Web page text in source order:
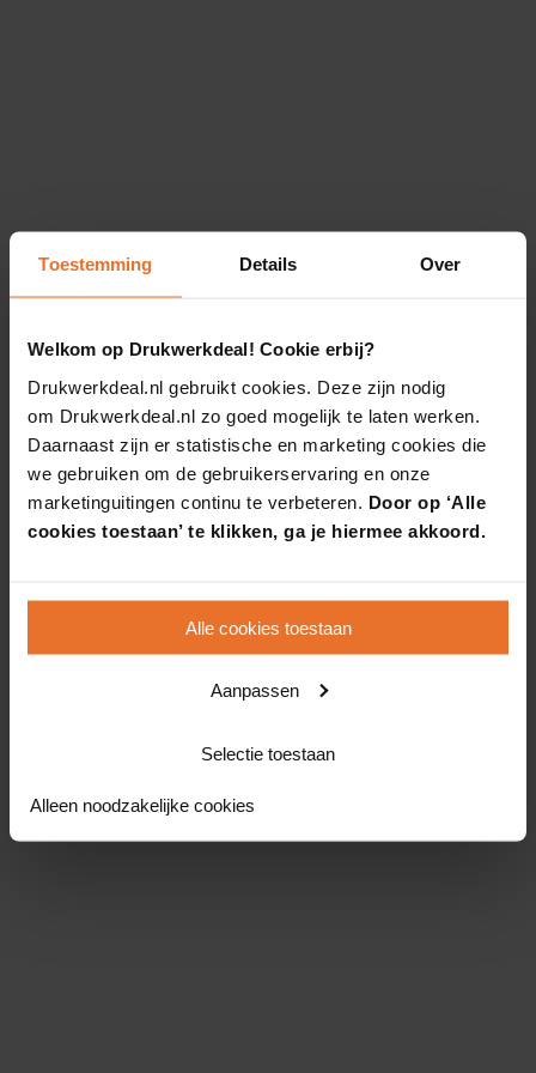
Toestemming Details Over
Welkom op Drukwerkdeal! Cookie erbij?
Drukwerkdeal.nl gebruikt cookies. Deze zijn nodig
om Drukwerkdeal.nl zo goed mogelijk te laten werken.
Daarnaast zijn er statistische en marketing cookies die
we gebruiken om de gebruikerservaring en onze
marketinguitingen continu te verbeteren. Door op ‘Alle
cookies toestaan’ te klikken, ga je hiermee akkoord.
Alle cookies toestaan
Aanpassen
Selectie toestaan
Alleen noodzakelijke cookies